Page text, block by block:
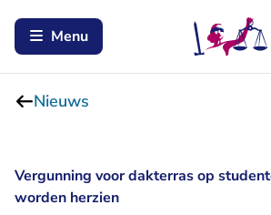
Menu
Nieuws
Vergunning voor dakterras op
worden herzien